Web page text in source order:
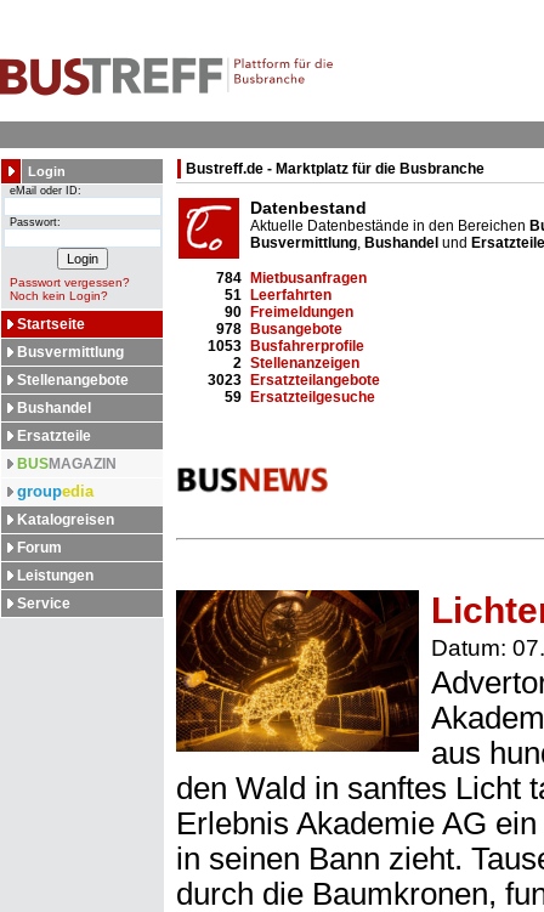
Login
eMail oder ID:
Passwort:
Passwort vergessen?
Noch kein Login?
Startseite
Busvermittlung
Stellenangebote
Bushandel
Ersatzteile
BUSMAGAZIN
groupedia
Katalogreisen
Forum
Leistungen
Service
Bustreff.de - Marktplatz für die Busbranche
Datenbestand
Aktuelle Datenbestände in den Bereichen
Busvermittlung, Bushandel und Ersatzteile
784
51
90
978
1053
2
3023
59
Mietbusanfragen
Leerfahrten
Freimeldungen
Busangebote
Busfahrerprofile
Stellenanzeigen
Ersatzteilangebote
Ersatzteilgesuche
Datum:
aus
den Wald in sanftes Licht
Erlebnis Akademie AG
in seinen Bann zieht.
durch die Baumkronen,